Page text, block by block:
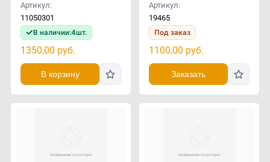
Артикул:
11050301
В наличии:4шт.
1350,00 руб.
В корзину
Артикул:
19465
Под заказ
1100,00 руб.
Заказать